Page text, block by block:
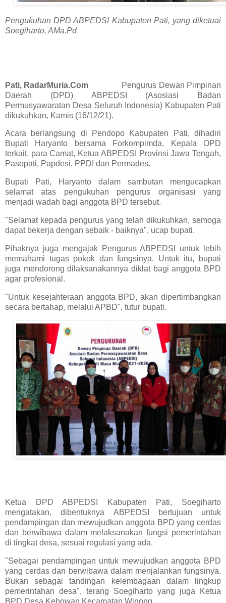
Pengukuhan DPD ABPEDSI Kabupaten Pati, yang diketuai
Soegiharto, AMa.Pd
Pati, RadarMuria.Com
Pengurus Dewan Pimpinan
Daerah (DPD) ABPEDSI (Asosiasi Badan
Permusyawaratan Desa Seluruh Indonesia) Kabupaten Pati
dikukuhkan, Kamis (16/12/21).
Acara berlangsung di Pendopo Kabupaten Pati, dihadiri
Bupati Haryanto bersama Forkompimda, Kepala OPD
terkait, para Camat, Ketua ABPEDSI Provinsi Jawa Tengah,
Pasopati, Papdesi, PPDI dan Permades.
Bupati Pati, Haryanto dalam sambutan mengucapkan
selamat atas pengukuhan pengurus organisasi yang
menjadi wadah bagi anggota BPD tersebut.
"Selamat kepada pengurus yang telah dikukuhkan, semoga
dapat bekerja dengan sebaik - baiknya", ucap bupati.
Pihaknya juga mengajak Pengurus ABPEDSI untuk lebih
memahami tugas pokok dan fungsinya. Untuk itu, bupati
juga mendorong dilaksanakannya diklat bagi anggota BPD
agar profesional.
"Untuk kesejahteraan anggota BPD, akan dipertimbangkan
secara bertahap, melalui APBD", tutur bupati.
Ketua DPD ABPEDSI Kabupaten Pati, Soegiharto
mengatakan, dibentuknya ABPEDSI bertujuan untuk
pendampingan dan mewujudkan anggota BPD yang cerdas
dan berwibawa dalam melaksanakan fungsi pemerintahan
di tingkat desa, sesuai regulasi yang ada.
"Sebagai pendampingan untuk mewujudkan anggota BPD
yang cerdas dan berwibawa dalam menjalankan fungsinya.
Bukan sebagai tandingan kelembagaan dalam lingkup
pemerintahan desa", terang Soegiharto yang juga Ketua
BPD Desa Kebowan Kecamatan Winong.